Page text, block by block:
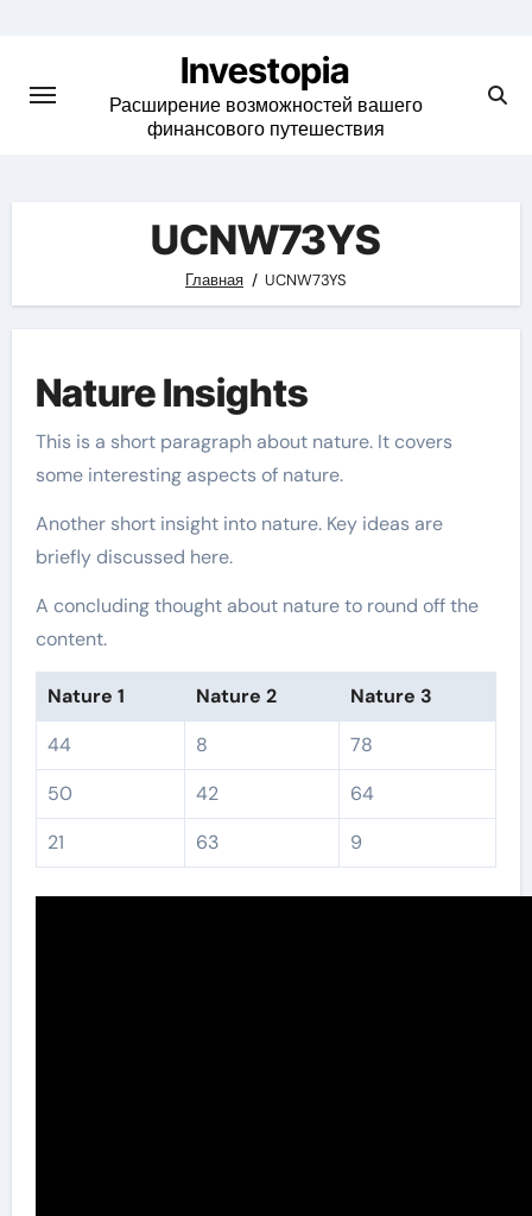
content
Investopia
Расширение возможностей вашего
финансового путешествия
UCNW73YS
Главная UCNW73YS
Nature Insights
This is a short paragraph about nature. It covers
some interesting aspects of nature.
Another short insight into nature. Key ideas are
briefly discussed here.
A concluding thought about nature to round off the
content.
Nature 1 Nature 2
Nature 3
44
8
78
50
42
64
21
63 9